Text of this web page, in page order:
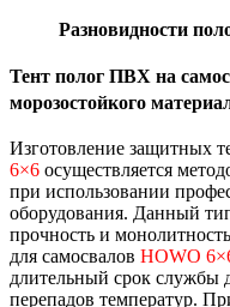
Разновидности
Тент полог ПВХ на
морозостойкого
Изготовление защитных
6×6 осуществляется
при использовании
оборудования. Данный
прочность и
для самосвалов HOWO
длительный срок службы
перепадов температур.